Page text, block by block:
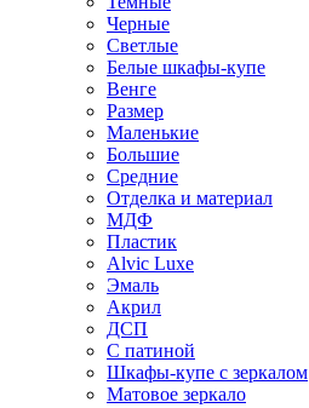
Черные
Светлые
Белые шкафы-купе
Венге
Размер
Маленькие
Большие
Средние
Отделка и материал
МДФ
Пластик
Alvic Luxe
Эмаль
Акрил
ДСП
С патиной
Шкафы-купе с зеркалом
Матовое зеркало